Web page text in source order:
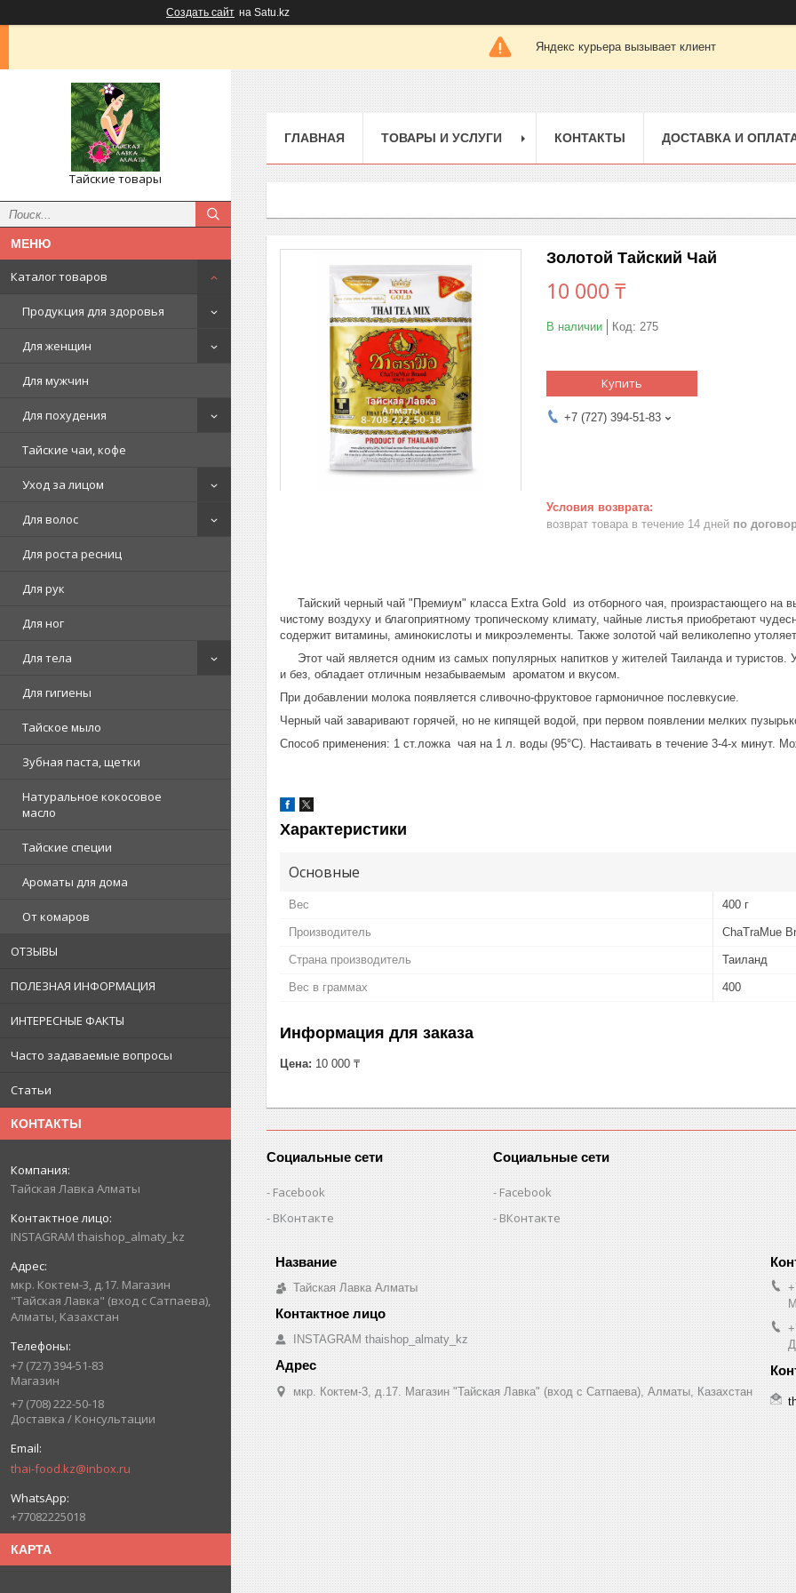
Создать сайт на Satu.kz
Яндекс курьера вызывает клиент
Тайские товары
Каталог товаров
Продукция для здоровья
Для женщин
Для мужчин
Для похудения
Тайские чаи, кофе
Уход за лицом
Для волос
Для роста ресниц
Для рук
Для ног
Для тела
Для гигиены
Тайское мыло
Зубная паста, щетки
Натуральное кокосовое
масло
Тайские специи
Ароматы для дома
От комаров
ОТЗЫВЫ
ПОЛЕЗНАЯ ИНФОРМАЦИЯ
ИНТЕРЕСНЫЕ ФАКТЫ
Часто задаваемые вопросы
Статьи
КОНТАКТЫ
Тайская Лавка Алматы
INSTAGRAM thaishop_almaty_kz
мкр. Коктем-3, д.17. Магазин
"Тайская Лавка" (вход с Сатпаева),
Алматы, Казахстан
+7 (727) 394-51-83
Магазин
+7 (708) 222-50-18
Доставка / Консультации
thai-food.kz@inbox.ru
+77082225018
КАРТА
ГЛАВНАЯ ТОВАРЫ И УСЛУГИ КОНТАКТЫ ДОСТАВКА И
Золотой Тайский Чай
10 000 ₸
В наличии Код: 275
Купить
+7 (727) 394-51-83
возврат товара в течение 14 дней по
Тайский черный чай "Премиум" класса Extra Gold из отборного чая, произрастающего на
чистому воздуху и благоприятному тропическому климату, чайные листья приобретают
содержит витамины, аминокислоты и микроэлементы. Также золотой чай великолепно
Этот чай является одним из самых популярных напитков у жителей Таиланда и туристов.
и без, обладает отличным незабываемым ароматом и вкусом.
При добавлении молока появляется сливочно-фруктовое гармоничное послевкусие.
Черный чай заваривают горячей, но не кипящей водой, при первом появлении мелких
Способ применения: 1 ст.ложка чая на 1 л. воды (95°C). Настаивать в течение 3-4-х минут.
Характеристики
Основные
Вес 400 г
Производитель ChaTraMue
Страна производитель Таиланд
Вес в граммах 400
Информация для заказа
Цена: 10 000 ₸
Социальные сети
Facebook
ВКонтакте
Социальные сети
Facebook
ВКонтакте
Тайская Лавка Алматы
INSTAGRAM thaishop_almaty_kz
мкр. Коктем-3, д.17. Магазин "Тайская Лавка" (вход с Сатпаева), Алматы, Казахстан